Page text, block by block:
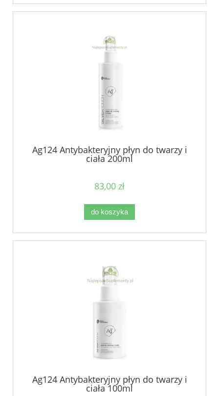
Ag124 Antybakteryjny płyn do twarzy i
ciała 200ml
83,00 zł
do koszyka
Ag124 Antybakteryjny płyn do twarzy i
ciała 100ml